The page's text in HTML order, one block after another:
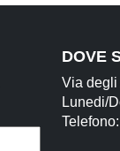
DOVE
Via degli
Lunedi/